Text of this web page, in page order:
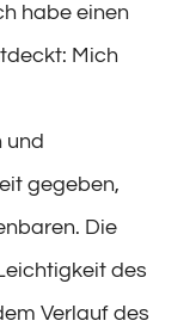
habe einen
Mich
und
gegeben,
Die
des
Verlauf des